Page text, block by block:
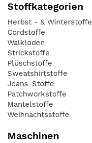
Stoffkategorien
Herbst - & Winterstoffe
Cordstoffe
Walkloden
Strickstoffe
Plüschstoffe
Sweatshirtstoffe
Jeans-Stoffe
Patchworkstoffe
Mantelstoffe
Weihnachtsstoffe
Maschinen